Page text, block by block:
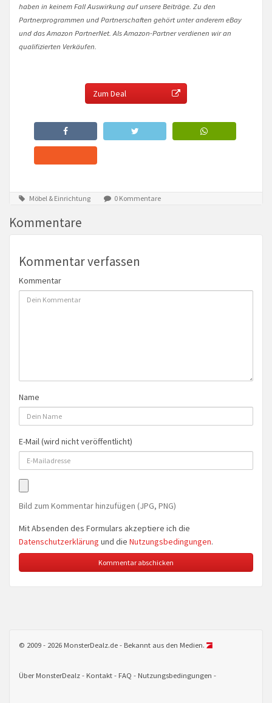
haben in keinem Fall Auswirkung auf unsere Beiträge. Zu den
Partnerprogrammen und Partnerschaften gehört unter anderem eBay
und das Amazon PartnerNet. Als Amazon-Partner verdienen wir an
qualifizierten Verkäufen.
Zum Deal
Möbel & Einrichtung 0 Kommentare
Kommentare
Kommentar verfassen
Kommentar
Name
E-Mail (wird nicht veröffentlicht)
Bild zum Kommentar hinzufügen (JPG, PNG)
Mit Absenden des Formulars akzeptiere ich die
Datenschutzerklärung und die Nutzungsbedingungen.
© 2009 - 2026 MonsterDealz.de - Bekannt aus den Medien.
Über MonsterDealz Kontakt FAQ Nutzungsbedingungen